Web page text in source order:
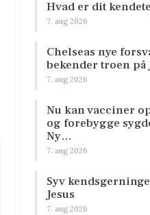
Hvad er dit
7. aug 2026
Chelseas nye
bekender troen på
7. aug 2026
Nu kan vacciner
og forebygge
Ny…
7. aug 2026
Syv
Jesus
7. aug 2026